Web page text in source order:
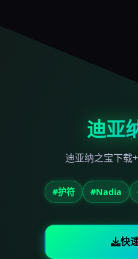
迪亚
迪亚纳之宝下载
#护符 #Nadia
快